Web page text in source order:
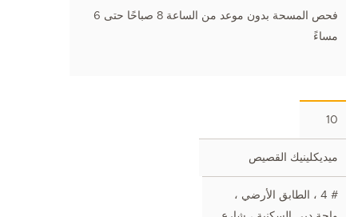
فحص المسحة بدون موعد من الساعة 8 صباحًا حتى 6
مساءً
10
ميديكلينيك القصيص
# 4 ، الطابق الأرضي ،